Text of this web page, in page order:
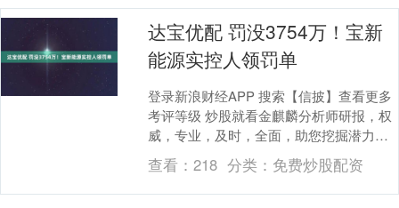
达宝优配 罚没3754万！宝新
能源实控人领罚单
登录新浪财经APP 搜索【信披】查看更多
考评等级 炒股就看金麒麟分析师研报，权
威，专业，及时，全面，助您挖掘潜力主
题机会！ 来源：资本秘闻 1月7日晚间，宝
新能....
查看：218 分类： 免费炒股配资